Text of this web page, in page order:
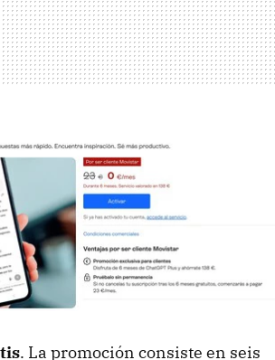
. La promoción consiste en seis